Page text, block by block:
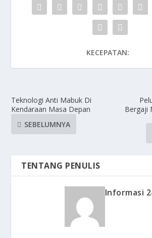
KECEPATAN:
Teknologi Anti Mabuk Di
Kendaraan Masa Depan
SEBELUMNYA
Bergaji
TENTANG PENULIS
Informasi